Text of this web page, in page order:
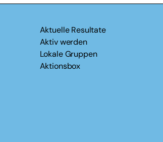
Aktuelle Resultate
Aktiv werden
Lokale Gruppen
Aktionsbox